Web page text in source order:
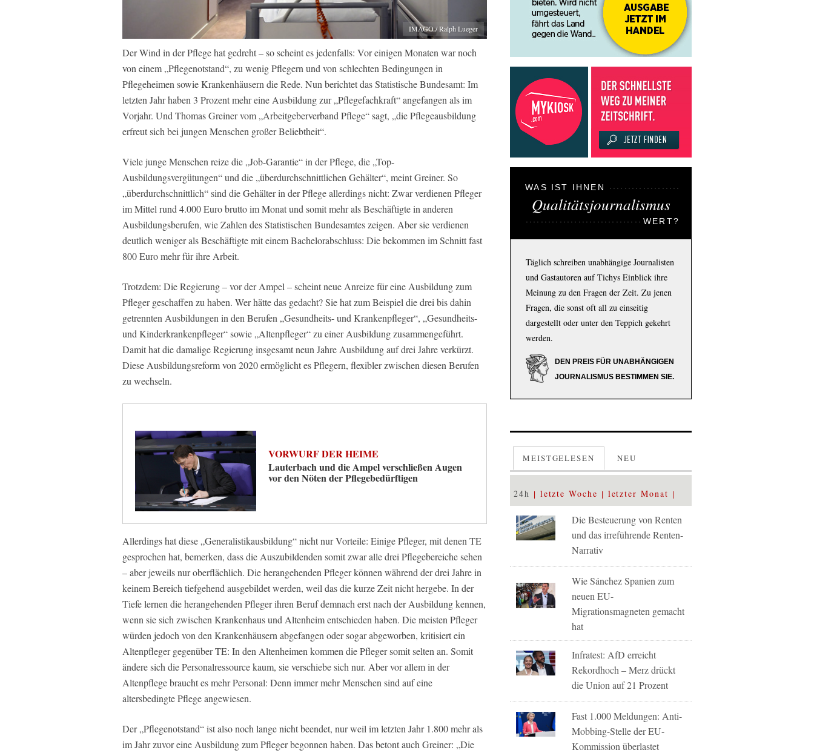
IMAGO / Ralph Lueger
Der Wind in der Pflege hat gedreht – so scheint es jedenfalls: Vor einigen Monaten war noch
von einem „Pflegenotstand“, zu wenig Pflegern und von schlechten Bedingungen in
Pflegeheimen sowie Krankenhäusern die Rede. Nun berichtet das Statistische Bundesamt: Im
letzten Jahr haben 3 Prozent mehr eine Ausbildung zur „Pflegefachkraft“ angefangen als im
Vorjahr. Und Thomas Greiner vom „Arbeitgeberverband Pflege“ sagt, „die Pflegeausbildung
erfreut sich bei jungen Menschen großer Beliebtheit“.
Viele junge Menschen reize die „Job-Garantie“ in der Pflege, die „Top-
Ausbildungsvergütungen“ und die „überdurchschnittlichen Gehälter“, meint Greiner. So
„überdurchschnittlich“ sind die Gehälter in der Pflege allerdings nicht: Zwar verdienen Pfleger
im Mittel rund 4.000 Euro brutto im Monat und somit mehr als Beschäftigte in anderen
Ausbildungsberufen, wie Zahlen des Statistischen Bundesamtes zeigen. Aber sie verdienen
deutlich weniger als Beschäftigte mit einem Bachelorabschluss: Die bekommen im Schnitt fast
800 Euro mehr für ihre Arbeit.
Trotzdem: Die Regierung – vor der Ampel – scheint neue Anreize für eine Ausbildung zum
Pfleger geschaffen zu haben. Wer hätte das gedacht? Sie hat zum Beispiel die drei bis dahin
getrennten Ausbildungen in den Berufen „Gesundheits- und Krankenpfleger“, „Gesundheits-
und Kinderkrankenpfleger“ sowie „Altenpfleger“ zu einer Ausbildung zusammengeführt.
Damit hat die damalige Regierung insgesamt neun Jahre Ausbildung auf drei Jahre verkürzt.
Diese Ausbildungsreform von 2020 ermöglicht es Pflegern, flexibler zwischen diesen Berufen
zu wechseln.
VORWURF DER HEIME
Lauterbach und die Ampel verschließen Augen
vor den Nöten der Pflegebedürftigen
Allerdings hat diese „Generalistikausbildung“ nicht nur Vorteile: Einige Pfleger, mit denen TE
gesprochen hat, bemerken, dass die Auszubildenden somit zwar alle drei Pflegebereiche sehen
– aber jeweils nur oberflächlich. Die herangehenden Pfleger können während der drei Jahre in
keinem Bereich tiefgehend ausgebildet werden, weil das die kurze Zeit nicht hergebe. In der
Tiefe lernen die herangehenden Pfleger ihren Beruf demnach erst nach der Ausbildung kennen,
wenn sie sich zwischen Krankenhaus und Altenheim entschieden haben. Die meisten Pfleger
würden jedoch von den Krankenhäusern abgefangen oder sogar abgeworben, kritisiert ein
Altenpfleger gegenüber TE: In den Altenheimen kommen die Pfleger somit selten an. Somit
ändere sich die Personalressource kaum, sie verschiebe sich nur. Aber vor allem in der
Altenpflege braucht es mehr Personal: Denn immer mehr Menschen sind auf eine
altersbedingte Pflege angewiesen.
Der „Pflegenotstand“ ist also noch lange nicht beendet, nur weil im letzten Jahr 1.800 mehr als
im Jahr zuvor eine Ausbildung zum Pfleger begonnen haben. Das betont auch Greiner: „Die
WAS IST IHNEN
Qualitätsjournalismus
WERT?
Täglich schreiben unabhängige Journalisten
und Gastautoren auf Tichys Einblick ihre
Meinung zu den Fragen der Zeit. Zu jenen
Fragen, die sonst oft all zu einseitig
dargestellt oder unter den Teppich gekehrt
werden.
DEN PREIS FÜR UNABHÄNGIGEN
JOURNALISMUS BESTIMMEN SIE.
MEISTGELESEN NEU
24h letzte Woche letzter Monat
Die Besteuerung von Renten
und das irreführende Renten-
Narrativ
Wie Sánchez Spanien zum
neuen EU-
Migrationsmagneten gemacht
hat
Infratest: AfD erreicht
Rekordhoch – Merz drückt
die Union auf 21 Prozent
Fast 1.000 Meldungen: Anti-
Mobbing-Stelle der EU-
Kommission überlastet